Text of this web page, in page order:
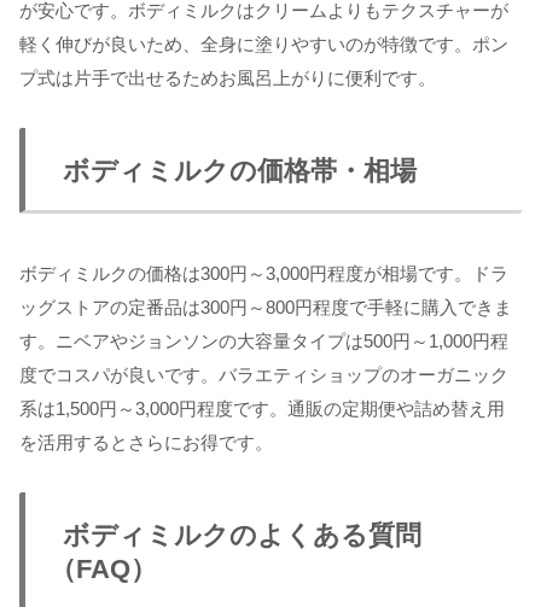
が安心です。ボディミルクはクリームよりもテクスチャーが
軽く伸びが良いため、全身に塗りやすいのが特徴です。ポン
プ式は片手で出せるためお風呂上がりに便利です。
ボディミルクの価格帯・相場
ボディミルクの価格は300円～3,000円程度が相場です。ドラ
ッグストアの定番品は300円～800円程度で手軽に購入できま
す。ニベアやジョンソンの大容量タイプは500円～1,000円程
度でコスパが良いです。バラエティショップのオーガニック
系は1,500円～3,000円程度です。通販の定期便や詰め替え用
を活用するとさらにお得です。
ボディミルクのよくある質問
（FAQ）